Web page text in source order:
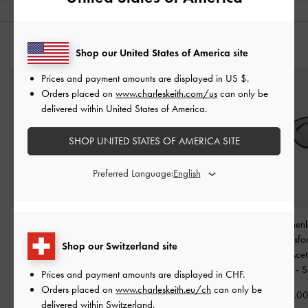
YOU MAY ALSO LIKE
Sonnenbrille aus
recyceltem Acetat
Schwarz
CHF79.00
Sonnenbrille „Renee“ aus
Schwarz
CHF85.00
Delaney
recyceltem
Kettengliedern -
Shop our Switzerland site
Prices and payment amounts are displayed in CHF.
Orders placed on www.charleskeith.eu/ch can only be
delivered within Switzerland.
Shop our United States of America site
Prices and payment amounts are displayed in US $.
Orders placed on www.charleskeith.com/us can only be
delivered within United States of America.
SHOP UNITED STATES OF AMERICA SITE
Preferred Language: